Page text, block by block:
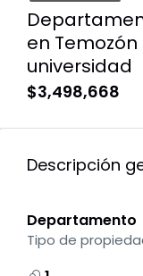
en
universidad
$3,498,668
Descripción
Departamento
Tipo de